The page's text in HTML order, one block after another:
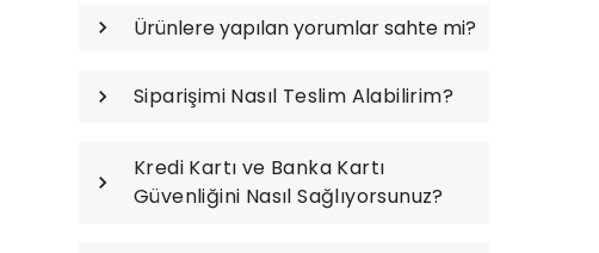
Ürünlere yapılan yorumlar sahte mi?
Siparişimi Nasıl Teslim Alabilirim?
Kredi Kartı ve Banka Kartı
Güvenliğini Nasıl Sağlıyorsunuz?